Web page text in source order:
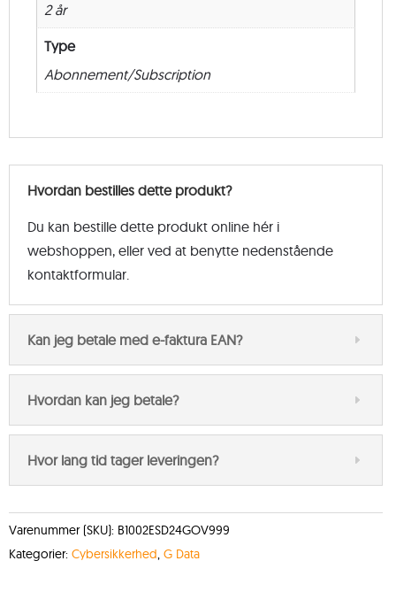
2 år
Type
Abonnement/Subscription
Hvordan bestilles dette produkt?
Du kan bestille dette produkt online hér i
webshoppen, eller ved at benytte nedenstående
kontaktformular.
Kan jeg betale med e-faktura EAN?
Hvordan kan jeg betale?
Hvor lang tid tager leveringen?
Varenummer (SKU): B1002ESD24GOV999
Kategorier: Cybersikkerhed, G Data